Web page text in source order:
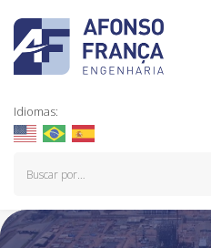
Idiomas: